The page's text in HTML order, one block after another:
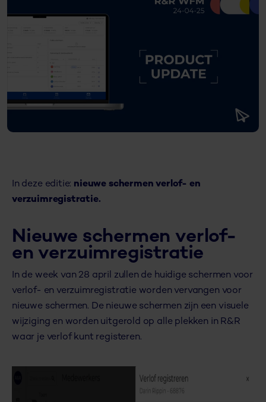
In deze editie: nieuwe schermen verlof- en
verzuimregistratie.
Nieuwe schermen verlof-
en verzuimregistratie
In de week van 28 april zullen de huidige schermen voor
verlof- en verzuimregistratie worden vervangen voor
nieuwe schermen. De nieuwe schermen zijn een visuele
wijziging en worden uitgerold op alle plekken in R&R
waar je verlof kunt registeren.